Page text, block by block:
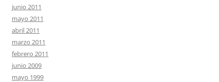
junio 2011
mayo 2011
abril 2011
marzo 2011
febrero 2011
junio 2009
mayo 1999